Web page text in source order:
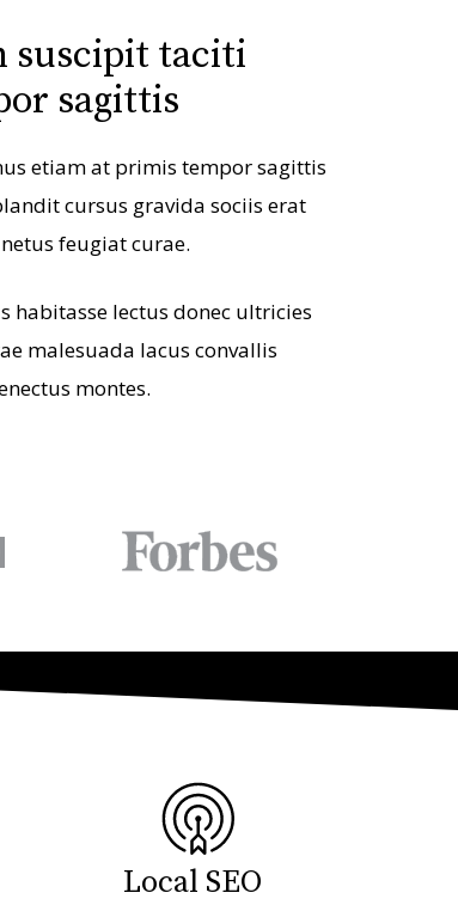
suscipit taciti
sagittis
etiam at primis tempor sagittis
cursus gravida sociis erat
feugiat curae.
lectus donec ultricies
malesuada lacus convallis
montes.
Local SEO